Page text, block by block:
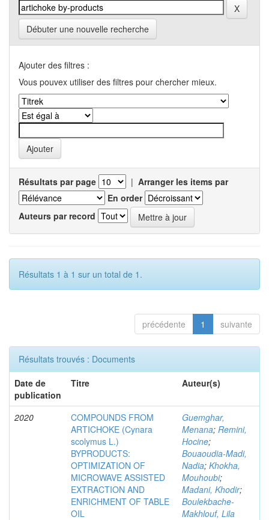
Débuter une nouvelle recherche
Ajouter des filtres :
Vous pouvex utiliser des filtres pour chercher mieux.
Résultats par page | Arranger les items par
En order
Auteurs par record
Résultats 1 à 1 sur un total de 1.
précédente 1 suivante
Résultats trouvés : Documents
Date de
publication
Titre Auteur(s)
2020
COMPOUNDS FROM
ARTICHOKE (Cynara
scolymus L.)
BYPRODUCTS:
OPTIMIZATION OF
MICROWAVE ASSISTED
EXTRACTION AND
ENRICHMENT OF TABLE
OIL
Guemghar,
Menana; Remini,
Hocine;
Bouaoudia-Madi,
Nadia; Khokha,
Mouhoubi;
Madani, Khodir;
Boulekbache-
Makhlouf, Lila